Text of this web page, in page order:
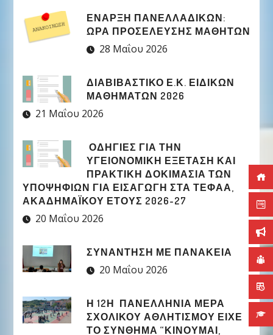
ΈΝΑΡΞΗ ΠΑΝΕΛΛΑΔΙΚΏΝ:
ΏΡΑ ΠΡΟΣΈΛΕΥΣΗΣ ΜΑΘΗΤΏΝ
28 Μαΐου 2026
ΔΙΑΒΙΒΑΣΤΙΚΟ Ε.Κ. ΕΙΔΙΚΩΝ
ΜΑΘΗΜΑΤΩΝ 2026
21 Μαΐου 2026
ΟΔΗΓΙΕΣ ΓΙΑ ΤΗΝ
ΥΓΕΙΟΝΟΜΙΚΗ ΕΞΕΤΑΣΗ ΚΑΙ
ΠΡΑΚΤΙΚΗ ΔΟΚΙΜΑΣΙΑ ΤΩΝ
ΥΠΟΨΗΦΙΩΝ ΓΙΑ ΕΙΣΑΓΩΓΗ ΣΤΑ ΤΕΦΑΑ,
ΑΚΑΔΗΜΑΪΚΟΥ ΕΤΟΥΣ 2026-27
20 Μαΐου 2026
ΣΥΝΑΝΤΗΣΗ ΜΕ ΠΑΝΑΚΕΙΑ
20 Μαΐου 2026
Η 12Η ΠΑΝΕΛΛΉΝΙΑ ΜΈΡΑ
ΣΧΟΛΙΚΟΎ ΑΘΛΗΤΙΣΜΟΎ ΕΊΧΕ
ΤΟ ΣΎΝΘΗΜΑ “ΚΙΝΟΎΜΑΙ,